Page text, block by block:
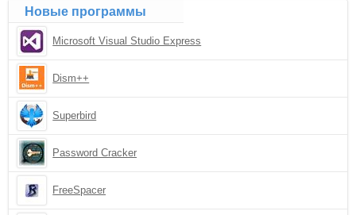
Новые программы
Microsoft Visual Studio Express
Dism++
Superbird
Password Cracker
FreeSpacer